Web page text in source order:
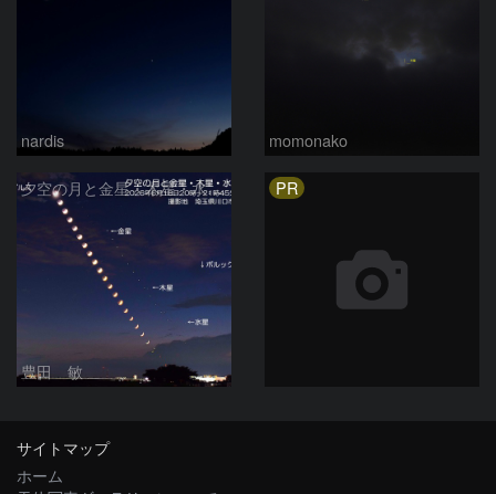
nardis momonako
夕空の月と金星・木星・水星の接近 2026/6/18
豊田 敏
PR
サイトマップ
ホーム